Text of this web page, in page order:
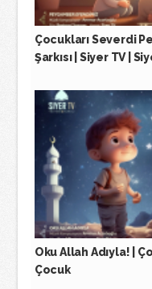
Çocukları Severdi
Şarkısı | Siyer TV |
Oku Allah Adıyla! |
Çocuk